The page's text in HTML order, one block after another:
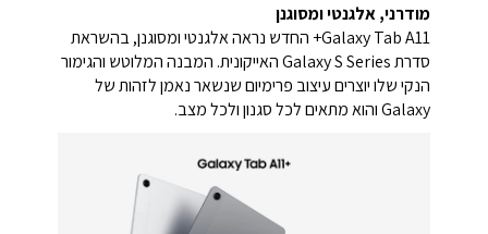
מודרני, אלגנטי ומסוגנן
Galaxy Tab A11+ החדש נראה אלגנטי ומסוגנן, בהשראת
סדרת Galaxy S Series האייקונית. המבנה המלוטש והגימור
הנקי שלו יוצרים עיצוב פרימיום שנשאר נאמן לזהות של
Galaxy והוא מתאים לכל סגנון ולכל מצב.